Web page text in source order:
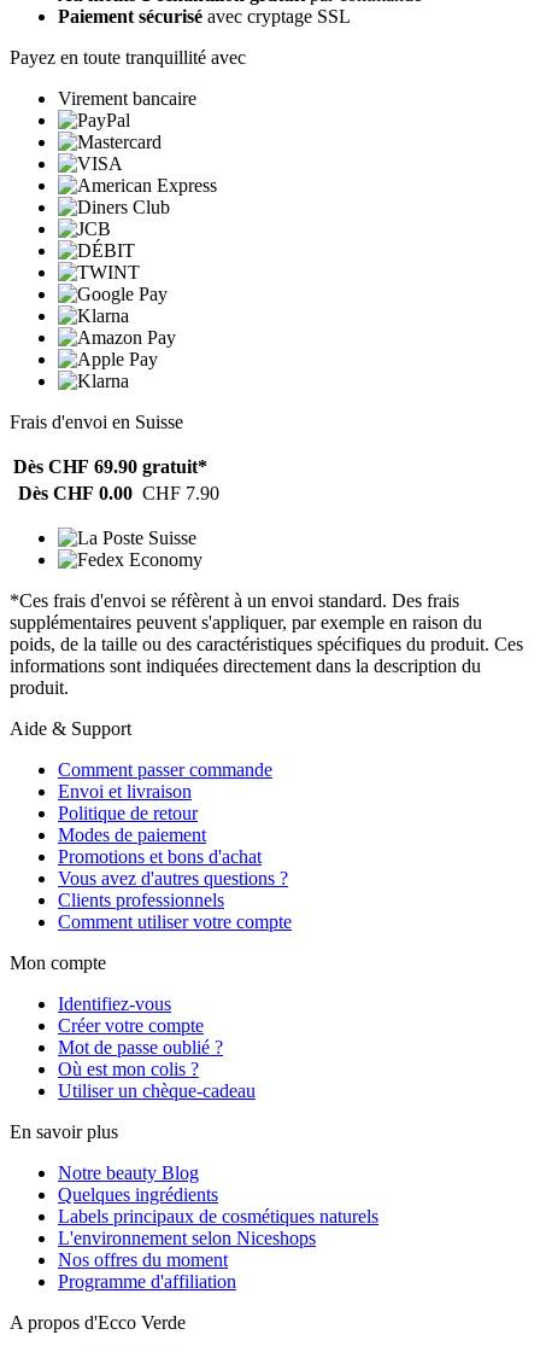
Paiement sécurisé avec cryptage SSL
Payez en toute tranquillité avec
Virement bancaire
Frais d'envoi en Suisse
Dès CHF 69.90 gratuit*
Dès CHF 0.00 CHF 7.90
*Ces frais d'envoi se réfèrent à un envoi standard. Des frais
supplémentaires peuvent s'appliquer, par exemple en raison du
poids, de la taille ou des caractéristiques spécifiques du produit. Ces
informations sont indiquées directement dans la description du
produit.
Aide & Support
Comment passer commande
Envoi et livraison
Politique de retour
Modes de paiement
Promotions et bons d'achat
Vous avez d'autres questions ?
Clients professionnels
Comment utiliser votre compte
Mon compte
Identifiez-vous
Créer votre compte
Mot de passe oublié ?
Où est mon colis ?
Utiliser un chèque-cadeau
En savoir plus
Notre beauty Blog
Quelques ingrédients
Labels principaux de cosmétiques naturels
L'environnement selon Niceshops
Nos offres du moment
Programme d'affiliation
A propos d'Ecco Verde